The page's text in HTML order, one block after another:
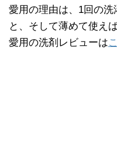
愛用の理由は、1回の洗
と、そして薄めて使え
愛用の洗剤レビューは